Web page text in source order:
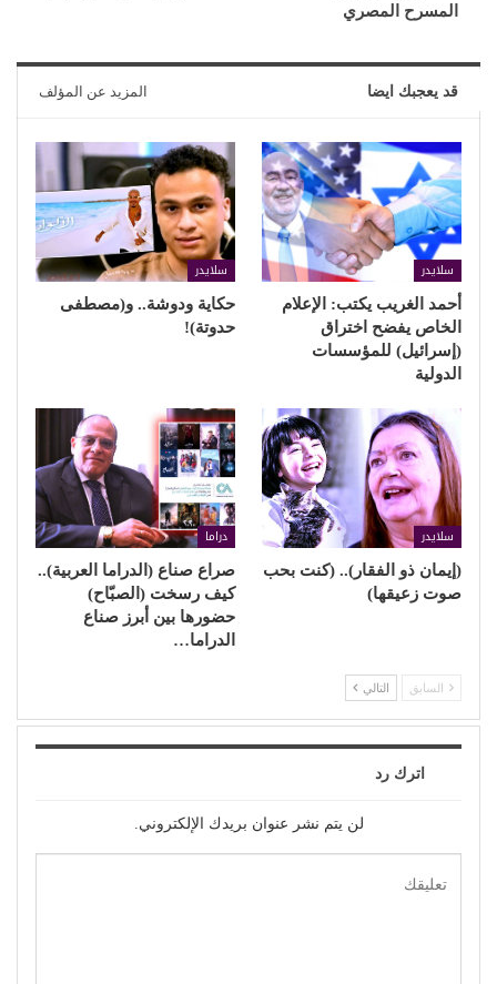
المسرح المصري
قد يعجبك ايضا المزيد عن المؤلف
سلايدر
أحمد الغريب يكتب: الإعلام
الخاص يفضح اختراق
(إسرائيل) للمؤسسات
الدولية
سلايدر
حكاية ودوشة.. و(مصطفى
حدوتة)!
سلايدر
(إيمان ذو الفقار).. (كنت بحب
صوت زعيقها)
دراما
صراع صناع (الدراما العربية)..
كيف رسخت (الصبّاح)
حضورها بين أبرز صناع
الدراما…
السابق التالي
اترك رد
لن يتم نشر عنوان بريدك الإلكتروني.